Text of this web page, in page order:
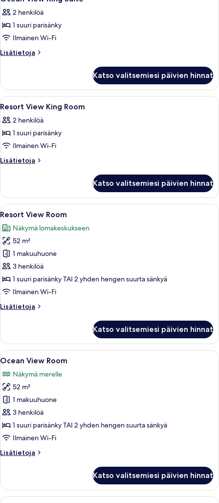
kaikki
huonetyypin
Ocean
View
King
2 henkilöä
1 suuri parisänky
Ilmainen Wi-Fi
Lisätietoja
Lisätietoja
King
Suite
Katso valitsemiesi päivien hinnat
Avaa
kaikki
huonetyypin
Resort
View
King
Minibaari, tallelokero huoneessa,
4
Resort View King Room
2 henkilöä
1 suuri parisänky
Ilmainen Wi-Fi
Lisätietoja
Lisätietoja
King
Room
Katso valitsemiesi päivien hinnat
Avaa
kaikki
huonetyypin
Resort
View
Room
kuvat
Tilava hotellihuone, jossa on suuri
8
Resort View Room
Näkymä lomakeskukseen
52 m²
1 makuuhuone
3 henkilöä
1 suuri parisänky TAI 2 yhden hengen suurta sänkyä
Ilmainen Wi-Fi
Lisätietoja
Lisätietoja
Room
Katso valitsemiesi päivien hinnat
Avaa
kaikki
huonetyypin
Ocean
View
Room
kuvat
Hotellihuone, jossa on kaksi sänkyä,
7
Ocean View Room
Näkymä merelle
52 m²
1 makuuhuone
3 henkilöä
1 suuri parisänky TAI 2 yhden hengen suurta sänkyä
Ilmainen Wi-Fi
Lisätietoja
Lisätietoja
Room
Katso valitsemiesi päivien hinnat
Makuuhuoneessa on suuri sänky,